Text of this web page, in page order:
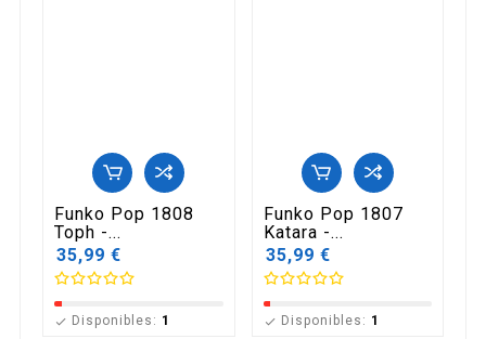
Funko Pop 1808
Toph -...
35,99 €
 Disponibles: 1
Funko Pop 1807
Katara -...
35,99 €
 Disponibles: 1